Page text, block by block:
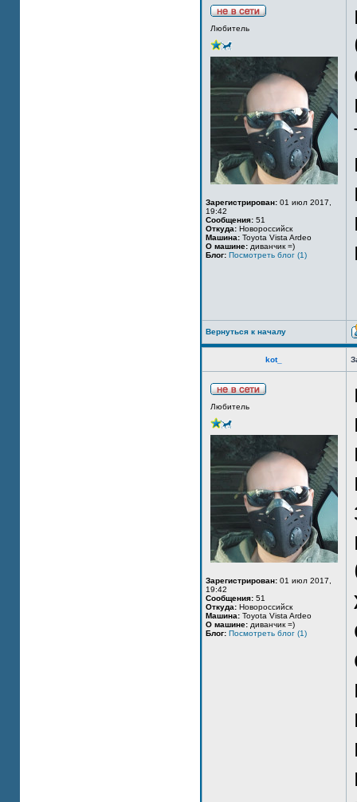
Любитель
Зарегистрирован: 01 июл 2017,
19:42
Сообщения: 51
Откуда: Новороссийск
Машина: Toyota Vista Ardeo
О машине: диванчик =)
Блог: Посмотреть блог (1)
Вернуться к началу
kot_
Любитель
Зарегистрирован: 01 июл 2017,
19:42
Сообщения: 51
Откуда: Новороссийск
Машина: Toyota Vista Ardeo
О машине: диванчик =)
Блог: Посмотреть блог (1)